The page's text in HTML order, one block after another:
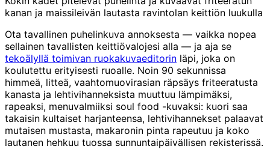
kanan ja maissileivän lautasta ravintolan keittiön luukulla
Ota tavallinen puhelinkuva annoksesta — vaikka nopea
sellainen tavallisten keittiövalojesi alla — ja aja se
tekoälyllä toimivan ruokakuvaeditorin läpi, joka on
koulutettu erityisesti ruoalle. Noin 90 sekunnissa
himmeä, litteä, vaahtomuovirasian räpsäys friteeratusta
kanasta ja lehtivihanneksista muuttuu lämpimäksi,
rapeaksi, menuvalmiiksi soul food -kuvaksi: kuori saa
takaisin kultaiset harjanteensa, lehtivihannekset palaavat
mutaisen mustasta, makaronin pinta rapeutuu ja koko
lautanen hehkuu tuossa sunnuntaipäivällisen rekisterissä.